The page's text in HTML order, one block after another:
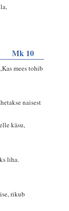
Mk 10
mees tohib
naisest
käsu,
liha.
rikub